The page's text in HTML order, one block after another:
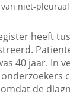
niet-
heeft
40 jaar. In
de